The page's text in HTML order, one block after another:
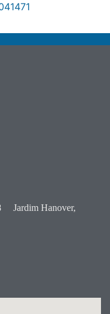
Jardim Hanover,